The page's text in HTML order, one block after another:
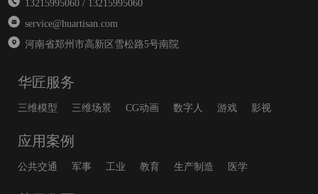
13215995060 / 13215995060
service@huartisan.com
河南省郑州市高新区雪松路5号南院
华匠服务
三维模型 三维场景 CG动画 数字人 游戏 影视
应用案例
公共交通 军事 工业 教育 生产制造 医学